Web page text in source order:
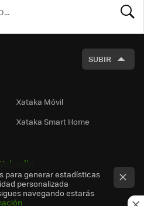
SUBIR
Xataka Móvil
Xataka Smart Home
para generar estadísticas
personalizada
navegando estarás